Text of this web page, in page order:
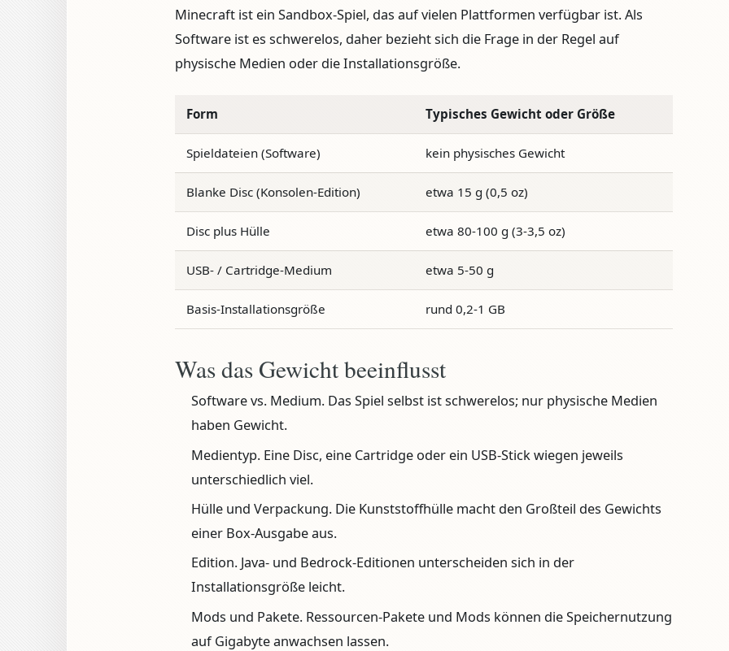
Minecraft ist ein Sandbox-Spiel, das auf vielen Plattformen verfügbar ist. Als
Software ist es schwerelos, daher bezieht sich die Frage in der Regel auf
physische Medien oder die Installationsgröße.
Form Typisches Gewicht oder Größe
Spieldateien (Software) kein physisches Gewicht
Blanke Disc (Konsolen-Edition) etwa 15 g (0,5 oz)
Disc plus Hülle etwa 80-100 g (3-3,5 oz)
USB- / Cartridge-Medium etwa 5-50 g
Basis-Installationsgröße rund 0,2-1 GB
Was das Gewicht beeinflusst
Software vs. Medium. Das Spiel selbst ist schwerelos; nur physische Medien
haben Gewicht.
Medientyp. Eine Disc, eine Cartridge oder ein USB-Stick wiegen jeweils
unterschiedlich viel.
Hülle und Verpackung. Die Kunststoffhülle macht den Großteil des Gewichts
einer Box-Ausgabe aus.
Edition. Java- und Bedrock-Editionen unterscheiden sich in der
Installationsgröße leicht.
Mods und Pakete. Ressourcen-Pakete und Mods können die Speichernutzung
auf Gigabyte anwachsen lassen.